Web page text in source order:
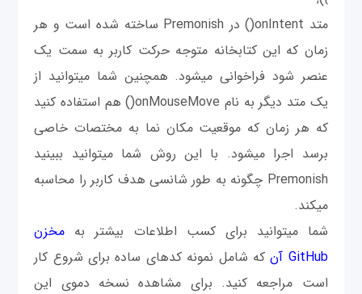
متد onIntent() در Premonish ساخته شده است و هر
زمان که این کتابخانه متوجه حرکت کاربر به سمت یک
عنصر شود فراخوانی می‎شود. همچنین شما می‎توانید از
یک متد دیگر به نام onMouseMove() هم استفاده کنید
که هر زمان که موقعیت مکان نما به مختصات خاصی
برسد اجرا می‎شود. با این روش شما می‎توانید ببینید
Premonish چگونه به طور شانسی هدف کاربر را محاسبه
می‎کند.
شما می‎توانید برای کسب اطلاعات بیشتر به
مخزن
GitHub آن
که شامل نمونه کدهای ساده برای شروع کار
است مراجعه کنید. برای مشاهده نسخه دموی این